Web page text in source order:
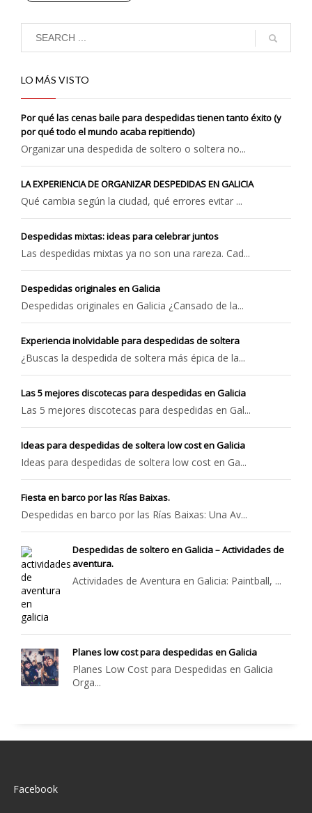
LO MÁS VISTO
Por qué las cenas baile para despedidas tienen tanto éxito (y
por qué todo el mundo acaba repitiendo)
Organizar una despedida de soltero o soltera no...
LA EXPERIENCIA DE ORGANIZAR DESPEDIDAS EN GALICIA
Qué cambia según la ciudad, qué errores evitar ...
Despedidas mixtas: ideas para celebrar juntos
Las despedidas mixtas ya no son una rareza. Cad...
Despedidas originales en Galicia
Despedidas originales en Galicia ¿Cansado de la...
Experiencia inolvidable para despedidas de soltera
¿Buscas la despedida de soltera más épica de la...
Las 5 mejores discotecas para despedidas en Galicia
Las 5 mejores discotecas para despedidas en Gal...
Ideas para despedidas de soltera low cost en Galicia
Ideas para despedidas de soltera low cost en Ga...
Fiesta en barco por las Rías Baixas.
Despedidas en barco por las Rías Baixas: Una Av...
Despedidas de soltero en Galicia – Actividades de
aventura.
Actividades de Aventura en Galicia: Paintball, ...
Planes low cost para despedidas en Galicia
Planes Low Cost para Despedidas en Galicia
Orga...
Facebook